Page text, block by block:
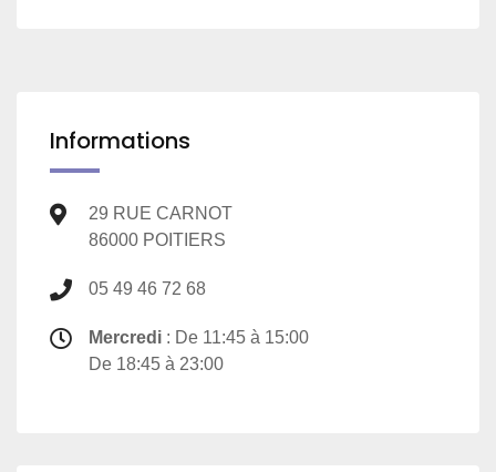
Informations
29 RUE CARNOT
86000 POITIERS
05 49 46 72 68
Mercredi : De 11:45 à 15:00
De 18:45 à 23:00